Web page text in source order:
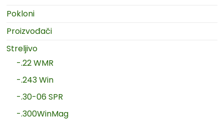
Pokloni
Proizvođači
Streljivo
-.22 WMR
-.243 Win
-.30-06 SPR
-.300WinMag